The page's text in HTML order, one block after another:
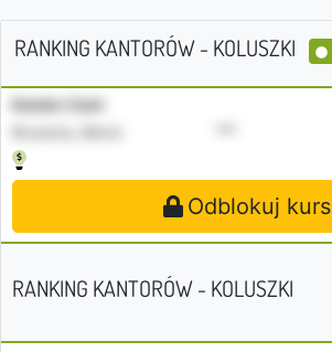
RANKING KANTORÓW - KOLUSZKI
Kantor Cent
•••
Odblokuj kurs
RANKING KANTORÓW - KOLUSZKI